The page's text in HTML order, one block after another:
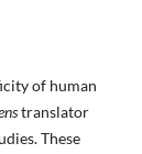
of human
translator
These